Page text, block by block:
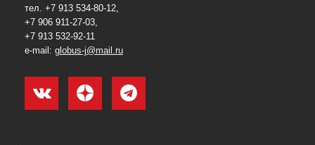
тел. +7 913 534-80-12,
+7 906 911-27-03,
+7 913 532-92-11
e-mail: globus-j@mail.ru